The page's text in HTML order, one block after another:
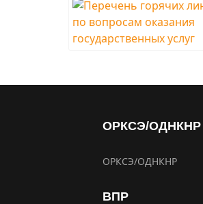
ОРКСЭ/ОДНКНР
ОРКСЭ/ОДНКНР
ВПР